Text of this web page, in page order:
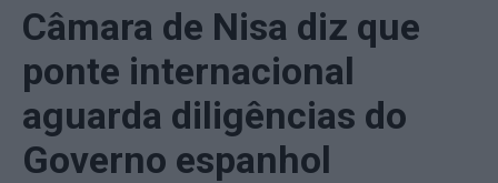
Câmara de Nisa diz que
ponte internacional
aguarda diligências do
Governo espanhol